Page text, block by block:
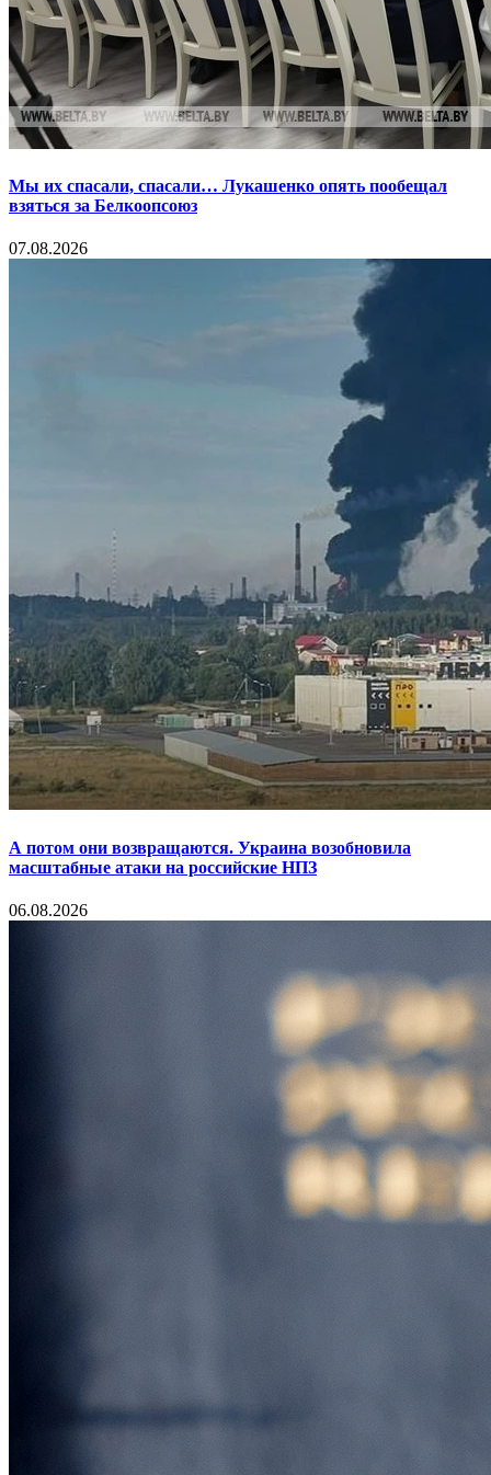
Мы их спасали, спасали… Лукашенко опять пообещал
взяться за Белкоопсоюз
07.08.2026
А потом они возвращаются. Украина возобновила
масштабные атаки на российские НПЗ
06.08.2026